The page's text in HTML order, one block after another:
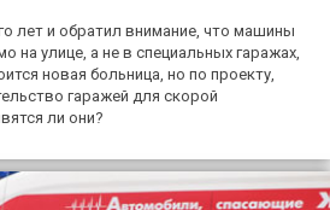
лет и обратил внимание, что машины
на улице, а не в специальных гаражах,
новая больница, но по проекту,
гаражей для скорой
ли они?